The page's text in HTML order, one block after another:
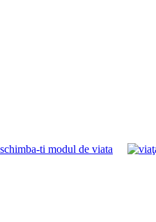
ti modul de viata